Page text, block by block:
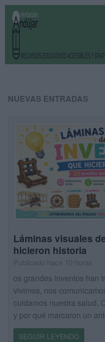
NUEVAS ENTRADAS
Láminas visuales
hicieron historia
os grandes inventos han
vivimos, nos
cuidamos nuestra salud.
y por qué marcaron un
SEGUIR LEYENDO